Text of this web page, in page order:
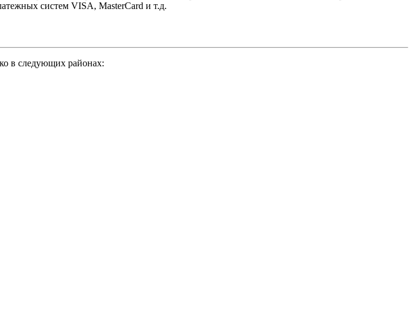
систем VISA, MasterCard и т.д.
в следующих районах: